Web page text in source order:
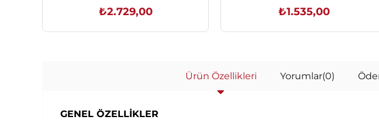
200x220 cm Yeşil
₺2.729,00
Kişilik
₺1.535,00
Ürün Özellikleri Yorumlar(0)
GENEL ÖZELLİKLER